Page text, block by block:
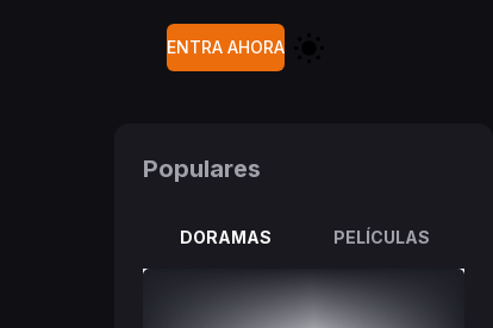
ENTRA AHORA
Populares
DORAMAS PELÍCULAS